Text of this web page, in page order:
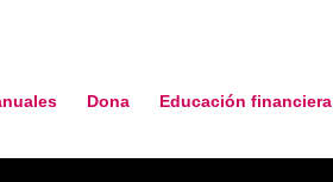
Dona Educación financiera